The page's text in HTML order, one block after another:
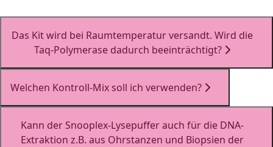
Das Kit wird bei Raumtemperatur versandt. Wird die
Taq-Polymerase dadurch beeinträchtigt?
Welchen Kontroll-Mix soll ich verwenden?
Kann der Snooplex-Lysepuffer auch für die DNA-
Extraktion z.B. aus Ohrstanzen und Biopsien der